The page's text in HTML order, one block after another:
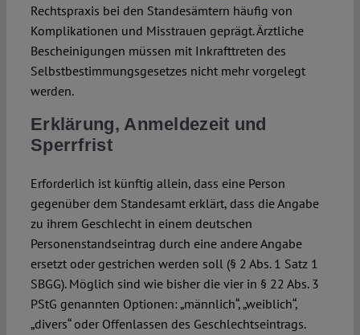
Rechtspraxis bei den Standesämtern häufig von
Komplikationen und Misstrauen geprägt. Ärztliche
Bescheinigungen müssen mit Inkrafttreten des
Selbstbestimmungsgesetzes nicht mehr vorgelegt
werden.
Erklärung, Anmeldezeit und
Sperrfrist
Erforderlich ist künftig allein, dass eine Person
gegenüber dem Standesamt erklärt, dass die Angabe
zu ihrem Geschlecht in einem deutschen
Personenstandseintrag durch eine andere Angabe
ersetzt oder gestrichen werden soll (§ 2 Abs. 1 Satz 1
SBGG). Möglich sind wie bisher die vier in § 22 Abs. 3
PStG genannten Optionen: „männlich“, „weiblich“,
„divers“ oder Offenlassen des Geschlechtseintrags.